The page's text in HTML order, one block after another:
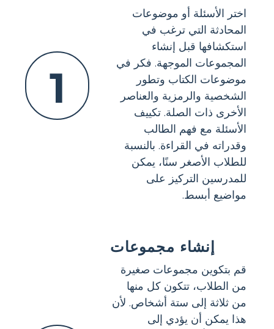
1
اختر الأسئلة أو موضوعات
المحادثة التي ترغب في
استكشافها قبل إنشاء
المجموعات الموجهة. فكر في
موضوعات الكتاب وتطور
الشخصية والرمزية والعناصر
الأخرى ذات الصلة. تكييف
الأسئلة مع فهم الطالب
وقدراته في القراءة. بالنسبة
للطلاب الأصغر سنًا، يمكن
للمدرسين التركيز على
مواضيع أبسط.
إنشاء مجموعات
قم بتكوين مجموعات صغيرة
من الطلاب، تتكون كل منها
من ثلاثة إلى ستة أشخاص. لأن
هذا يمكن أن يؤدي إلى